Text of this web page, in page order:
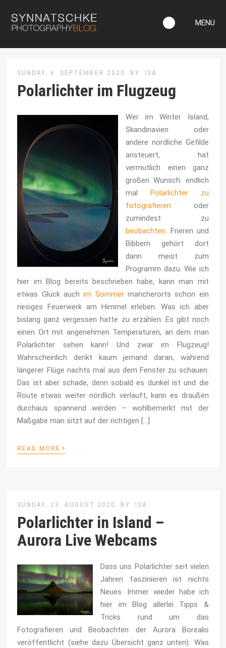
MENU
SUNDAY, 6. SEPTEMBER 2020 BY ISA
Polarlichter im Flugzeug
Wer im Winter Island,
Skandinavien oder
andere nördliche Gefilde
ansteuert, hat
vermutlich einen ganz
großen Wunsch: endlich
mal Polarlichter zu
fotografieren oder
zumindest zu
beobachten. Frieren und
Bibbern gehört dort
dann meist zum
Programm dazu. Wie ich
hier im Blog bereits beschrieben habe, kann man mit
etwas Glück auchim Sommermancherorts schon ein
riesiges Feuerwerk am Himmel erleben. Was ich aber
bislang ganz vergessen hatte zu erzählen: Es gibt noch
einen Ort mit angenehmen Temperaturen, an dem man
Polarlichter sehen kann! Und zwar im Flugzeug!
Wahrscheinlich denkt kaum jemand daran, während
längerer Flüge nachts mal aus dem Fenster zu schauen.
Das ist aber schade, denn sobald es dunkel ist und die
Route etwas weiter nördlich verläuft, kann es draußen
durchaus spannend werden – wohlbemerkt mit der
Maßgabe man sitzt auf der richtigen […]
READ MORE ›
SUNDAY, 23. AUGUST 2020 BY ISA
Polarlichter in Island –
Aurora Live Webcams
Dass uns Polarlichter seit vielen
Jahren faszinieren ist nichts
Neues. Immer wieder habe ich
hier im Blog allerlei Tipps &
Tricks rund um das
Fotografieren und Beobachten der Aurora Borealis
veröffentlicht (siehe dazu Übersicht ganz unten). Was